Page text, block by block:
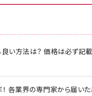
い方法は？ 価格は必ず記載
各業界の専門家から届い